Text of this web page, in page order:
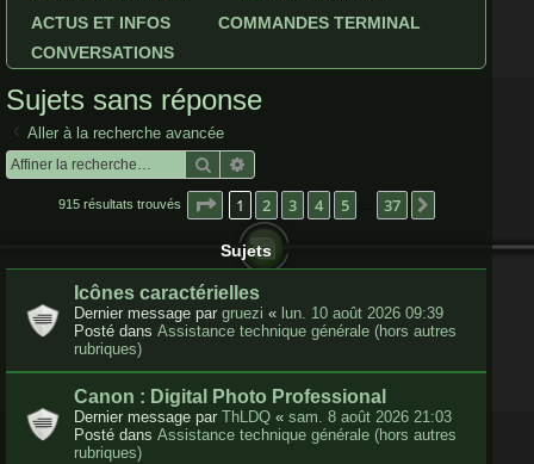
r
ACTUS ET INFOS
COMMANDES TERMINAL
CONVERSATIONS
Sujets sans réponse
Aller à la recherche avancée
Rechercher
915 résultats trouvés Page 1sur37
1 2 3 4 5 37
Sujets
Icônes caractérielles
Dernier message par gruezi « lun. 10 août 2026 09:39
Posté dans Assistance technique générale (hors autres
rubriques)
Canon : Digital Photo Professional
Dernier message par ThLDQ « sam. 8 août 2026 21:03
Posté dans Assistance technique générale (hors autres
rubriques)